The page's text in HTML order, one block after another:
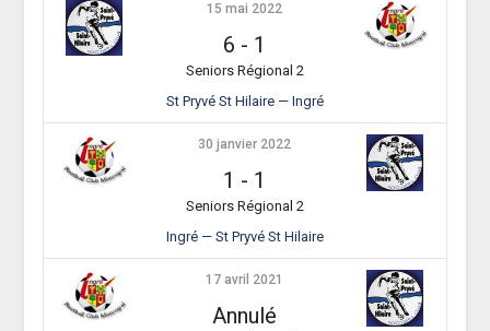
15 mai 2022
6 - 1
Seniors Régional 2
St Pryvé St Hilaire — Ingré
30 janvier 2022
1 - 1
Seniors Régional 2
Ingré — St Pryvé St Hilaire
17 avril 2021
Annulé